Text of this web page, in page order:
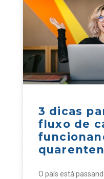
3 dicas
fluxo de
O país está